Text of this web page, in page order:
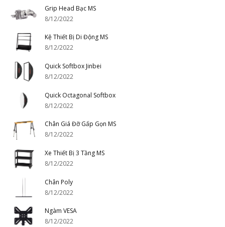
Grip Head Bạc MS
8/12/2022
Kệ Thiết Bị Di Động MS
8/12/2022
Quick Softbox Jinbei
8/12/2022
Quick Octagonal Softbox
8/12/2022
Chân Giá Đỡ Gấp Gọn MS
8/12/2022
Xe Thiết Bị 3 Tầng MS
8/12/2022
Chân Poly
8/12/2022
Ngàm VESA
8/12/2022